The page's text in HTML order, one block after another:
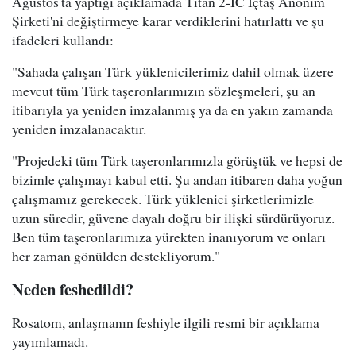
Şirketi'ni değiştirmeye karar verdiklerini hatırlattı ve şu
ifadeleri kullandı:
"Sahada çalışan Türk yüklenicilerimiz dahil olmak üzere
mevcut tüm Türk taşeronlarımızın sözleşmeleri, şu an
itibarıyla ya yeniden imzalanmış ya da en yakın zamanda
yeniden imzalanacaktır.
"Projedeki tüm Türk taşeronlarımızla görüştük ve hepsi de
bizimle çalışmayı kabul etti. Şu andan itibaren daha yoğun
çalışmamız gerekecek. Türk yüklenici şirketlerimizle
uzun süredir, güvene dayalı doğru bir ilişki sürdürüyoruz.
Ben tüm taşeronlarımıza yürekten inanıyorum ve onları
her zaman gönülden destekliyorum."
Neden feshedildi?
Rosatom, anlaşmanın feshiyle ilgili resmi bir açıklama
yayımlamadı.